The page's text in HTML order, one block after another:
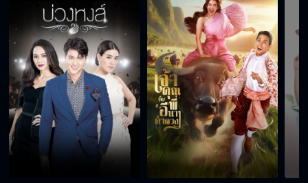
คืนนี้หนูขอนอนที่นี้ได้มั้ยคะ เจ็บแขนเดินไม่ไหว
ไม่ใช้สมอง ใช้แต่รูปร่างหน้าตาเรียกร้องความ
สนใจแบบนี้
อยากได้ปลอกคอจากมาตา คิดอะไรปะเนี่ย